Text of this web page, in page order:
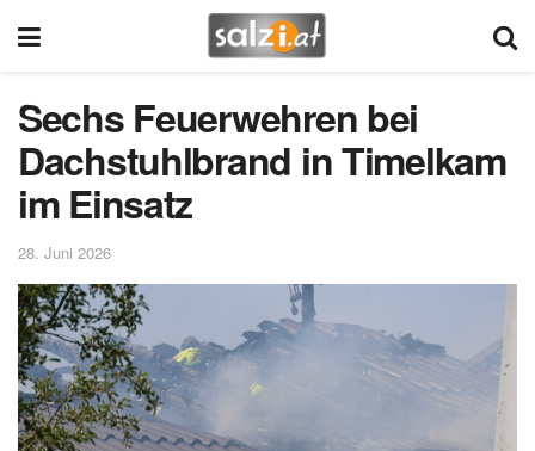
Sechs Feuerwehren bei
Dachstuhlbrand in Timelkam
im Einsatz
28. Juni 2026